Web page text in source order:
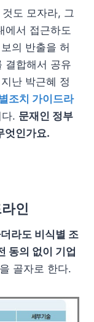
도 모자라, 그
에서 접근하도
의 반출을 허
결합해서 공유
난 박근혜 정
조치 가이드라
. 문재인 정부
엇인가요.
인
라도 비식별 조
동의 없이 기업
골자로 한다.